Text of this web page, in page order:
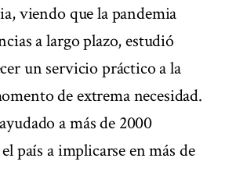
viendo que la pandemia
a largo plazo, estudió
un servicio práctico a la
de extrema necesidad.
a más de 2000
país a implicarse en más de